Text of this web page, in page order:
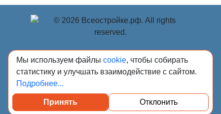
© Учредитель: Индивидуальный предприниматель
Опрышко Светлана Александровна, 2018-2026.
Сообщения и материалы сетевого издания «Всё о
стройке» (зарегистрировано Федеральной службой по
надзору в сфере связи, информационных технологий и
массовых коммуникаций (Роскомнадзор) 13.03.2023 за
регистрационным номером Эл № ФС77-84949)
Мы используем файлы cookie, чтобы собирать
статистику и улучшать взаимодействие с сайтом.
Подробнее...
Принять Отклонить